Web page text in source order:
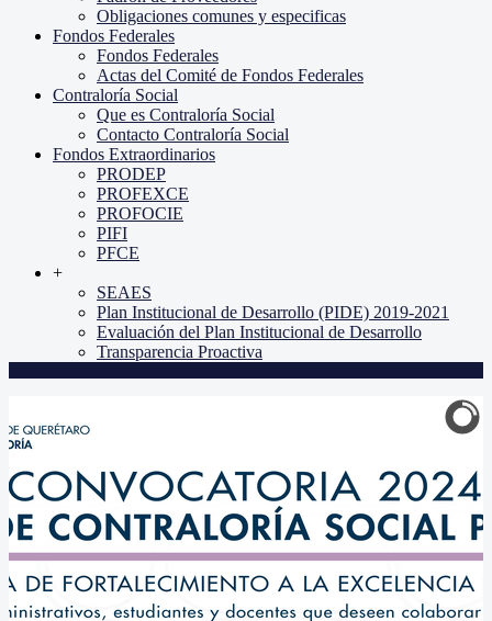
Obligaciones comunes y especificas
Fondos Federales
Fondos Federales
Actas del Comité de Fondos Federales
Contraloría Social
Que es Contraloría Social
Contacto Contraloría Social
Fondos Extraordinarios
PRODEP
PROFEXCE
PROFOCIE
PIFI
PFCE
+
SEAES
Plan Institucional de Desarrollo (PIDE) 2019-2021
Evaluación del Plan Institucional de Desarrollo
Transparencia Proactiva